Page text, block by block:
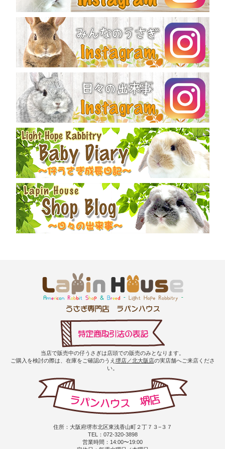
当店で販売中の仔うさぎは店頭での販売のみとなります。
ご購入を検討の際は、在庫をご確認のうえ 堺店／北大阪店の実店舗へご来店くださ
い。
住所：大阪府堺市北区東浅香山町２丁７３−３７
TEL：072-320-3898
営業時間：14:00〜19:00